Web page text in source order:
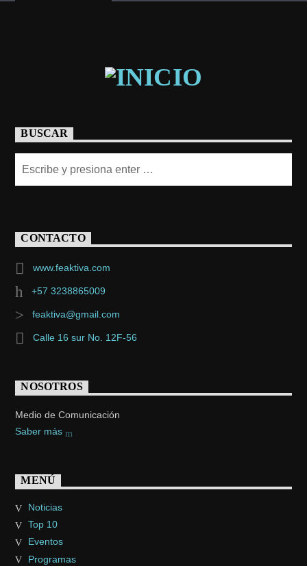
BUSCAR
CONTACTO
www.feaktiva.com
+57 3238865009
feaktiva@gmail.com
Calle 16 sur No. 12F-56
NOSOTROS
Medio de Comunicación
Saber más
MENÚ
Noticias
Top 10
Eventos
Programas